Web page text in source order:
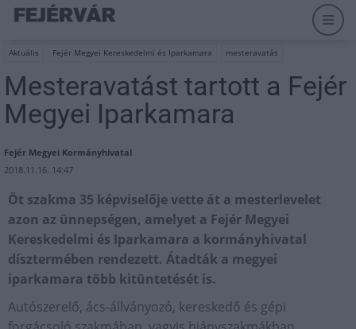
Aktuális Fejér Megyei Kereskedelmi és Iparkamara mesteravatás
Mesteravatást tartott a Fejér
Megyei Iparkamara
Fejér Megyei Kormányhivatal
2018.11.16. 14:47
Öt szakma 35 képviselője vette át a mesterlevelet
azon az ünnepségen, amelyet a Fejér Megyei
Kereskedelmi és Iparkamara a kormányhivatal
dísztermében rendezett. Átadták a megyei
iparkamara több kitüntetését is.
Autószerelő, ács-állványozó, kereskedő és gépi